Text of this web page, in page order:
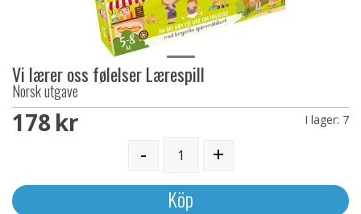
Vi lærer oss følelser Lærespill
Norsk utgave
178 SEK I lager: 7
- +
Köp